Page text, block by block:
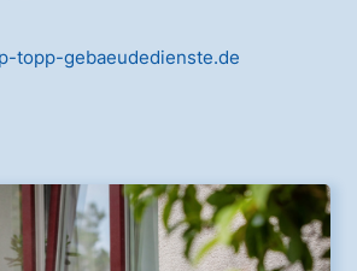
topp-gebaeudedienste.de